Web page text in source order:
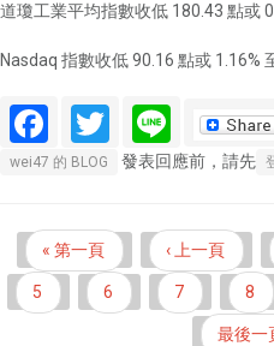
道瓊工業平均指數收低 180.43 點或
Nasdaq 指數收低 90.16 點或 1.16%
Facebook
Twitter
Line
wei47 的 BLOG 發表回應前，請先
頁面« 第一頁 ‹ 上一頁
5 6 7 8
最後一